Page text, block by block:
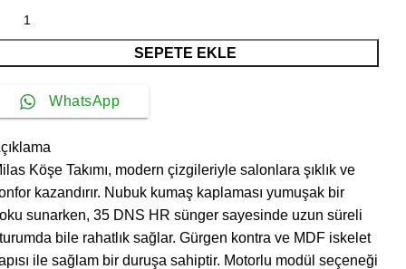
SEPETE EKLE
WhatsApp
Köşe Takımı, modern çizgileriyle salonlara şıklık ve
kazandırır. Nubuk kumaş kaplaması yumuşak bir
sunarken, 35 DNS HR sünger sayesinde uzun süreli
bile rahatlık sağlar. Gürgen kontra ve MDF iskelet
ile sağlam bir duruşa sahiptir. Motorlu modül seçeneği